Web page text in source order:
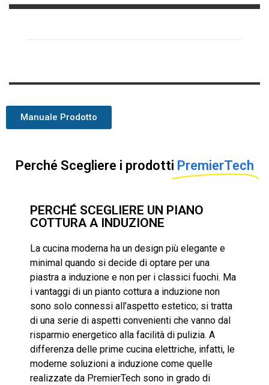
Manuale Prodotto
Perché Scegliere i prodotti​ PremierTech
PERCHÉ SCEGLIERE UN PIANO
COTTURA A INDUZIONE
La cucina moderna ha un design più elegante e
minimal quando si decide di optare per una
piastra a induzione e non per i classici fuochi. Ma
i vantaggi di un pianto cottura a induzione non
sono solo connessi all’aspetto estetico; si tratta
di una serie di aspetti convenienti che vanno dal
risparmio energetico alla facilità di pulizia. A
differenza delle prime cucina elettriche, infatti, le
moderne soluzioni a induzione come quelle
realizzate da PremierTech sono in grado di